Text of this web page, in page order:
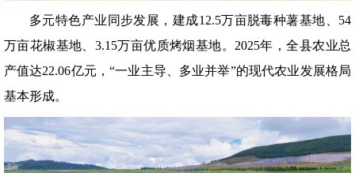
多元特色产业同步发展，建成12.5万亩脱毒种薯基地、54
万亩花椒基地、3.15万亩优质烤烟基地。2025年，全县农业总
产值达22.06亿元，“一业主导、多业并举”的现代农业发展格局
基本形成。